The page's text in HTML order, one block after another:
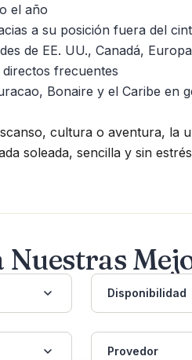
el año
a su posición fuera del
de EE. UU., Canadá,
frecuentes
Bonaire y el Caribe en
cultura o aventura, la
soleada, sencilla y sin
Nuestras
Disponibilidad
Provedor